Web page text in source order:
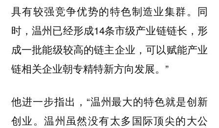
具有较强竞争优势的特色制造业集群。同
时，温州已经形成14条市级产业链链长，形
成一批能级较高的链主企业，可以赋能产业
链相关企业朝专精特新方向发展。”
他进一步指出，“温州最大的特色就是创新
创业。温州虽然没有太多国际顶尖的大公